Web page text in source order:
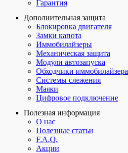
Гарантия
Дополнительная защита
Блокировка двигателя
Замки капота
Иммобилайзеры
Механическая защита
Модули автозапуска
Обходчики иммобилайзера
Системы слежения
Маяки
Цифровое подключение
Полезная информация
О нас
Полезные статьи
F.A.Q.
Акции